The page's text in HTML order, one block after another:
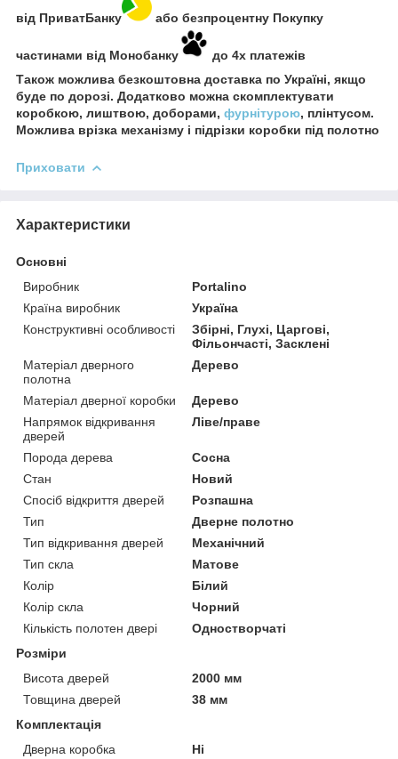
від ПриватБанку або безпроцентну Покупку
частинами від Монобанку
до 4х платежів
Також можлива безкоштовна доставка по Україні, якщо
буде по дорозі. Додатково можна скомплектувати
коробкою, лиштвою, доборами, фурнітурою, плінтусом.
Можлива врізка механізму і підрізки коробки під полотно
Приховати
Характеристики
Основні
Виробник
Portalino
Країна виробник
Україна
Конструктивні особливості
Збірні, Глухі, Царгові,
Фільончасті, Засклені
Матеріал дверного
полотна
Дерево
Матеріал дверної коробки
Дерево
Напрямок відкривання
дверей
Ліве/праве
Порода дерева
Сосна
Стан
Новий
Спосіб відкриття дверей
Розпашна
Тип
Дверне полотно
Тип відкривання дверей
Механічний
Тип скла
Матове
Колір
Білий
Колір скла
Чорний
Кількість полотен двері
Одностворчаті
Розміри
Висота дверей
2000 мм
Товщина дверей
38 мм
Комплектація
Дверна коробка
Ні